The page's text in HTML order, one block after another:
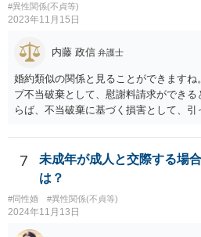
#異性関係(不貞等)
2023年11月15日
内藤 政信 弁護士
婚約類似の関係と見ることができます
プ不当破棄として、慰謝料請求ができ
らば、不当破棄に基づく損害として、
7
未成年が成人と交際する場
は？
#同性婚 #異性関係(不貞等)
2024年11月13日